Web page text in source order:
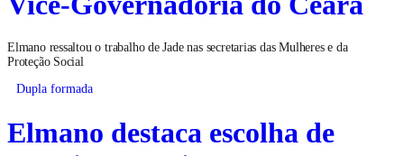
Elmano ressaltou o trabalho de Jade nas secretarias das Mulheres e da
Proteção Social
Dupla formada
Elmano destaca escolha de